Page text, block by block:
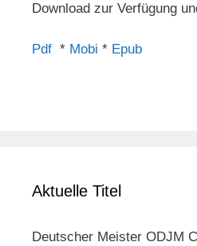
Download zur Verfügung
Pdf * Mobi * Epub
Aktuelle Titel
Deutscher Meister ODJM